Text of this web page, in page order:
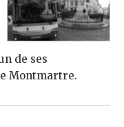
de ses
Montmartre.